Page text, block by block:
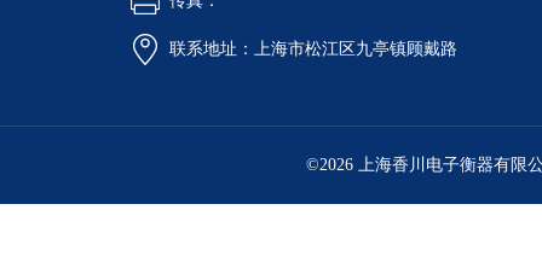
联系地址：上海市松江区九亭镇顾戴路
©2026 上海香川电子衡器有限